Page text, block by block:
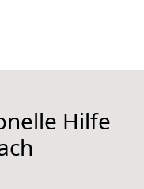
Hilfe